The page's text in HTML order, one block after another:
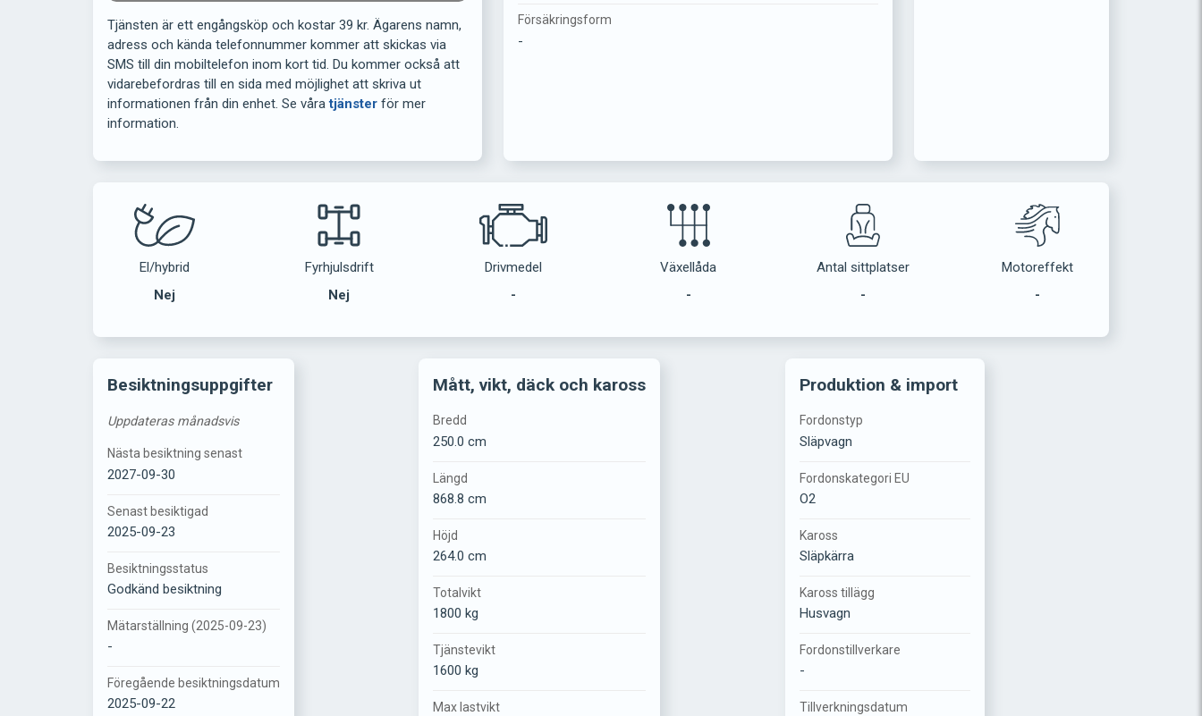
Tjänsten är ett engångsköp och kostar 39 kr. Ägarens namn,
adress och kända telefonnummer kommer att skickas via
SMS till din mobiltelefon inom kort tid. Du kommer också att
vidarebefordras till en sida med möjlighet att skriva ut
informationen från din enhet. Se våratjänster för mer
information.
Försäkringsform
-
El/hybrid
Nej
Fyrhjulsdrift
Nej
Drivmedel
-
Växellåda
-
Antal sittplatser
-
Motoreffekt
-
Besiktningsuppgifter
Uppdateras månadsvis
Nästa besiktning senast
2027-09-30
Senast besiktigad
2025-09-23
Besiktningsstatus
Godkänd besiktning
Mätarställning (2025-09-23)
-
Föregående besiktningsdatum
2025-09-22
Mått, vikt, däck och kaross
Bredd
250.0 cm
Längd
868.8 cm
Höjd
264.0 cm
Totalvikt
1800 kg
Tjänstevikt
1600 kg
Max lastvikt
Produktion & import
Fordonstyp
Släpvagn
Fordonskategori EU
O2
Kaross
Släpkärra
Kaross tillägg
Husvagn
Fordonstillverkare
-
Tillverkningsdatum